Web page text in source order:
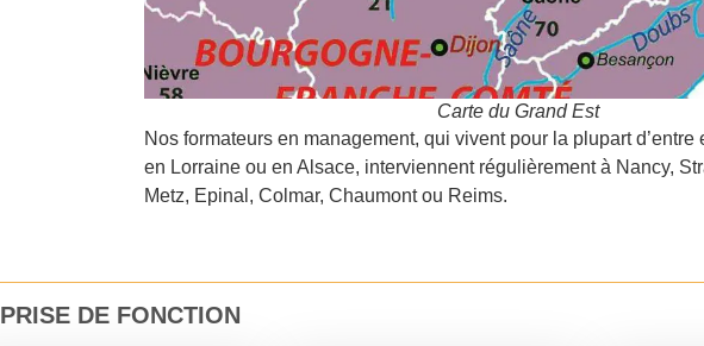
Carte du Grand Est
Nos formateurs en management, qui vivent pour la plupart d’entre
en Lorraine ou en Alsace, interviennent régulièrement à Nancy,
Metz, Epinal, Colmar, Chaumont ou Reims.
PRISE DE FONCTION